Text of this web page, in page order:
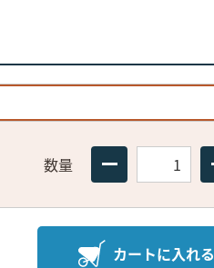
数量
カートに入れる